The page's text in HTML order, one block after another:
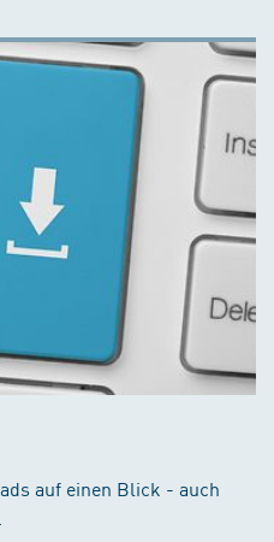
auf einen Blick - auch